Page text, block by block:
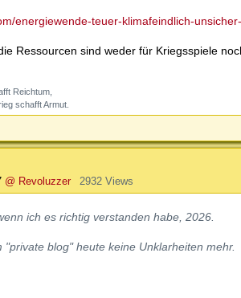
energiewende-teuer-klimafeindlich-unsicher-
Ressourcen sind weder für Kriegsspiele
Reichtum,
schafft Armut.
@ Revoluzzer 2932 Views
ich es richtig verstanden habe, 2026.
blog" heute keine Unklarheiten mehr.